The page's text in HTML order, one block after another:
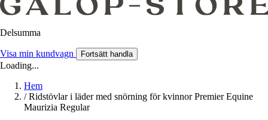
Delsumma
Visa min kundvagn Fortsätt handla
Loading...
Hem
/ Ridstövlar i läder med snörning för kvinnor Premier Equine
Maurizia Regular